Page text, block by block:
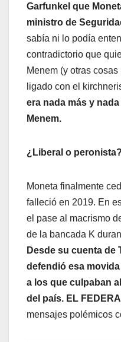
Garfunkel que
ministro de
sabía ni lo podía
contradictorio que
Menem (y otras
ligado con el
era nada más y
Menem.
¿Liberal o peronista?
Moneta finalmente
falleció en 2019. En
el pase al macrismo
de la bancada K
Desde su cuenta de
defendió esa
a los que culpaban
del país. EL
mensajes polémicos